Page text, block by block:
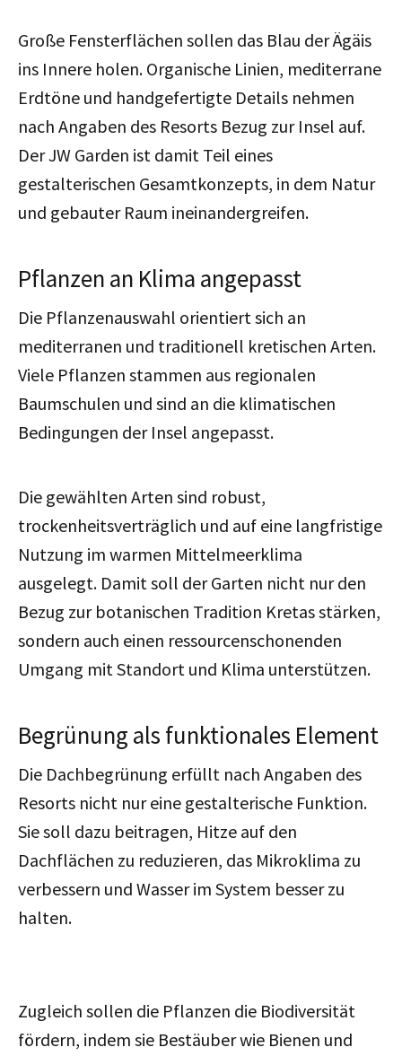
Große Fensterflächen sollen das Blau der Ägäis
ins Innere holen. Organische Linien, mediterrane
Erdtöne und handgefertigte Details nehmen
nach Angaben des Resorts Bezug zur Insel auf.
Der JW Garden ist damit Teil eines
gestalterischen Gesamtkonzepts, in dem Natur
und gebauter Raum ineinandergreifen.
Pflanzen an Klima angepasst
Die Pflanzenauswahl orientiert sich an
mediterranen und traditionell kretischen Arten.
Viele Pflanzen stammen aus regionalen
Baumschulen und sind an die klimatischen
Bedingungen der Insel angepasst.
Die gewählten Arten sind robust,
trockenheitsverträglich und auf eine langfristige
Nutzung im warmen Mittelmeerklima
ausgelegt. Damit soll der Garten nicht nur den
Bezug zur botanischen Tradition Kretas stärken,
sondern auch einen ressourcenschonenden
Umgang mit Standort und Klima unterstützen.
Begrünung als funktionales Element
Die Dachbegrünung erfüllt nach Angaben des
Resorts nicht nur eine gestalterische Funktion.
Sie soll dazu beitragen, Hitze auf den
Dachflächen zu reduzieren, das Mikroklima zu
verbessern und Wasser im System besser zu
halten.
Zugleich sollen die Pflanzen die Biodiversität
fördern, indem sie Bestäuber wie Bienen und